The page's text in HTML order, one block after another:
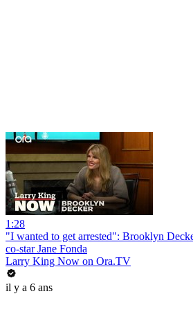
1:28
"I wanted to get arrested": Brooklyn
co-star Jane Fonda
Larry King Now on Ora.TV
il y a 6 ans